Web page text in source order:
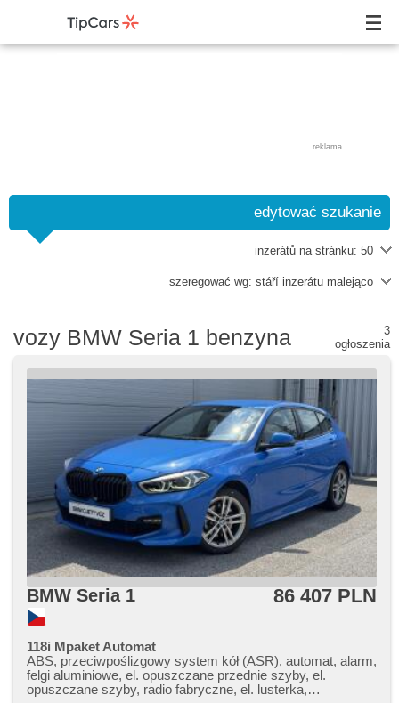
reklama
edytować szukanie
inzerátů na stránku: 50
szeregować wg: stáří inzerátu malejąco
vozy BMW Seria 1 benzyna
3
ogłoszenia
BMW Seria 1 86 407 PLN
118i Mpaket Automat
ABS, przeciwpoślizgowy system kół (ASR), automat, alarm,
felgi aluminiowe, el. opuszczane przednie szyby, el.
opuszczane szyby, radio fabryczne, el. lusterka,